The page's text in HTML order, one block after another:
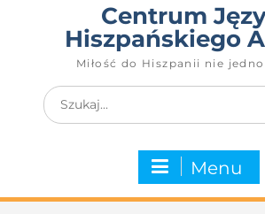
Centrum
Hiszpańskiego
Miłość do Hiszpanii nie
Menu